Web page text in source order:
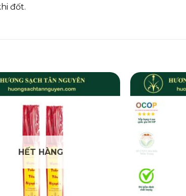
đốt.
HẾT HÀNG